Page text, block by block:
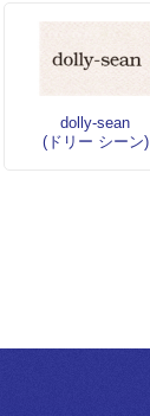
dolly-sean
(ドリー シーン)